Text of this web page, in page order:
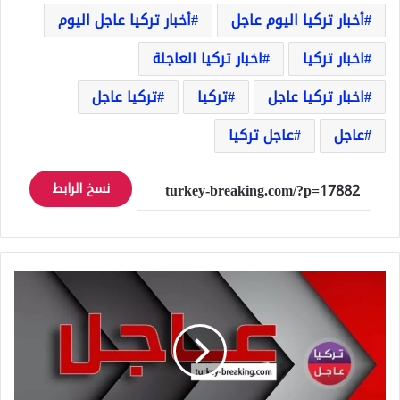
أخبار تركيا اليوم عاجل
أخبار تركيا عاجل اليوم
اخبار تركيا
اخبار تركيا العاجلة
اخبار تركيا عاجل
تركيا
تركيا عاجل
عاجل
عاجل تركيا
نسخ الرابط
للأحزاب
المتقدمة